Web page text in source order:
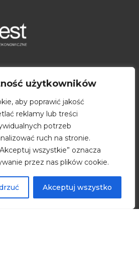
użytkowników
aby poprawić jakość
reklamy lub treści
potrzeb
ruch na stronie.
wszystkie” oznacza
przez nas plików cookie.
Akceptuj wszystko